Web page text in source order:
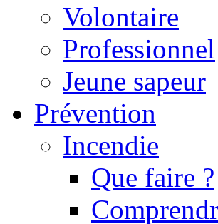
Volontaire
Professionnel
Jeune sapeur
Prévention
Incendie
Que faire ?